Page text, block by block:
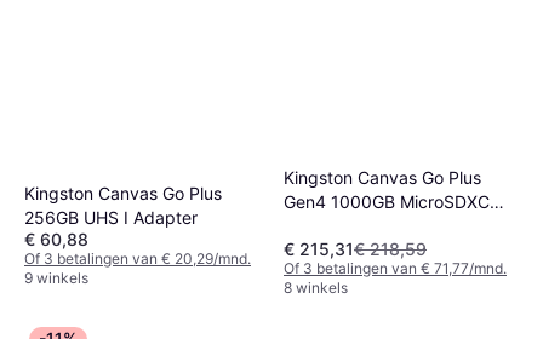
Kingston Canvas Go Plus
256GB UHS I Adapter
€ 60,88
Of 3 betalingen van € 20,29/mnd.
9 winkels
Kingston Canvas Go Plus
Gen4 1000GB MicroSDXC
€ 215,31€ 218,59
Of 3 betalingen van € 71,77/mnd.
8 winkels